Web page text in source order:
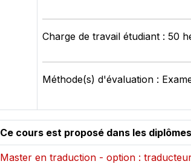
Charge de travail étudiant : 50
Méthode(s) d'évaluation :
Ce cours est proposé dans les
Master en traduction - option :